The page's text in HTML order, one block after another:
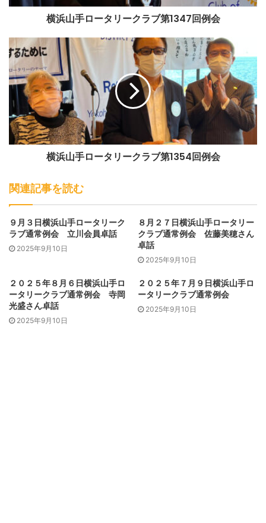
今回は、1年ぶりに市原中央ロータリークラブの皆さんにもお
越しいただき、賑やかな時間をともに過ごすことができまし
た。
横浜山手ロータリークラブ第1352
回例会
12月15日は、コロナのために講演が延期されていた、神田紅
横浜山手ロータリークラブ第1347回例会
横浜山手ロータリークラブ第1354回例会
関連記事を読む
９月３日横浜山手ロータリーク
ラブ通常例会 立川会員卓話
2025年9月10日
８月２７日横浜山手ロータリー
クラブ通常例会 佐藤美穂さん
卓話
2025年9月10日
２０２５年８月６日横浜山手ロ
ータリークラブ通常例会 寺岡
光盛さん卓話
2025年9月10日
２０２５年７月９日横浜山手ロ
ータリークラブ通常例会
2025年9月10日